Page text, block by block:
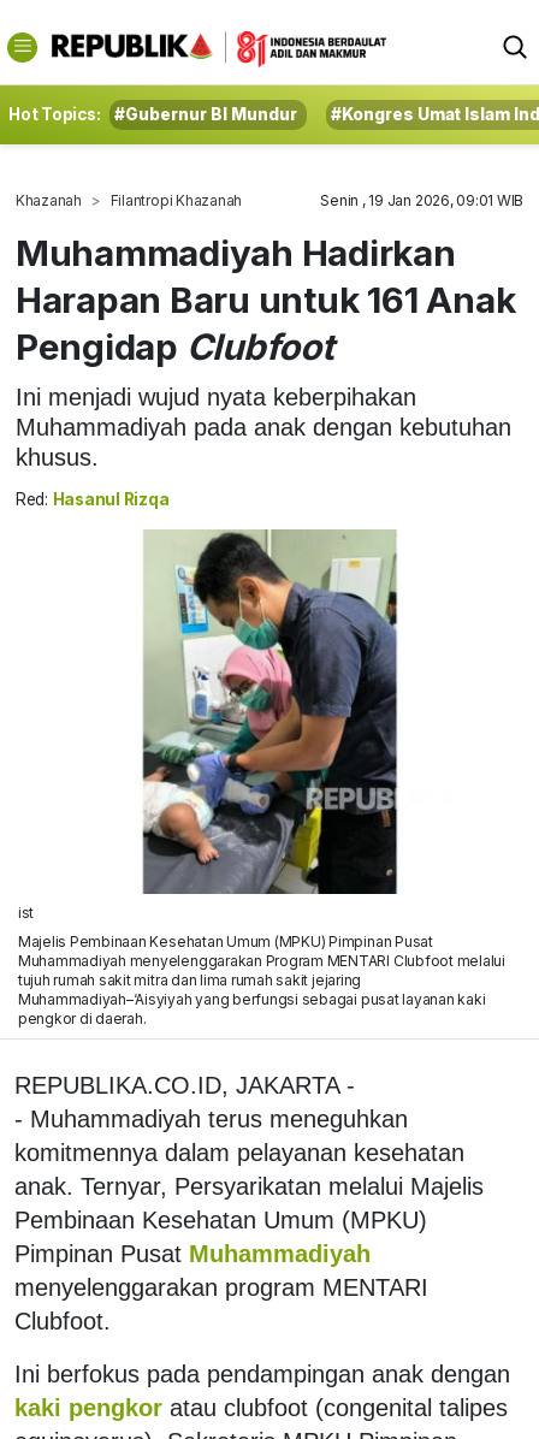
Hot Topics: #Gubernur BI Mundur #Kongres Umat Islam
Khazanah Filantropi Khazanah Senin , 19 Jan 2026, 09:01 WIB
Muhammadiyah Hadirkan
Harapan Baru untuk 161 Anak
Pengidap Clubfoot
Ini menjadi wujud nyata keberpihakan
Muhammadiyah pada anak dengan kebutuhan
khusus.
Red: Hasanul Rizqa
ist
Majelis Pembinaan Kesehatan Umum (MPKU) Pimpinan Pusat
Muhammadiyah menyelenggarakan Program MENTARI Clubfoot melalui
tujuh rumah sakit mitra dan lima rumah sakit jejaring
Muhammadiyah–‘Aisyiyah yang berfungsi sebagai pusat layanan kaki
pengkor di daerah.
REPUBLIKA.CO.ID, JAKARTA -
- Muhammadiyah terus meneguhkan
komitmennya dalam pelayanan kesehatan
anak. Ternyar, Persyarikatan melalui Majelis
Pembinaan Kesehatan Umum (MPKU)
Pimpinan Pusat Muhammadiyah
menyelenggarakan program MENTARI
Clubfoot.
Ini berfokus pada pendampingan anak dengan
kaki pengkor atau clubfoot (congenital talipes